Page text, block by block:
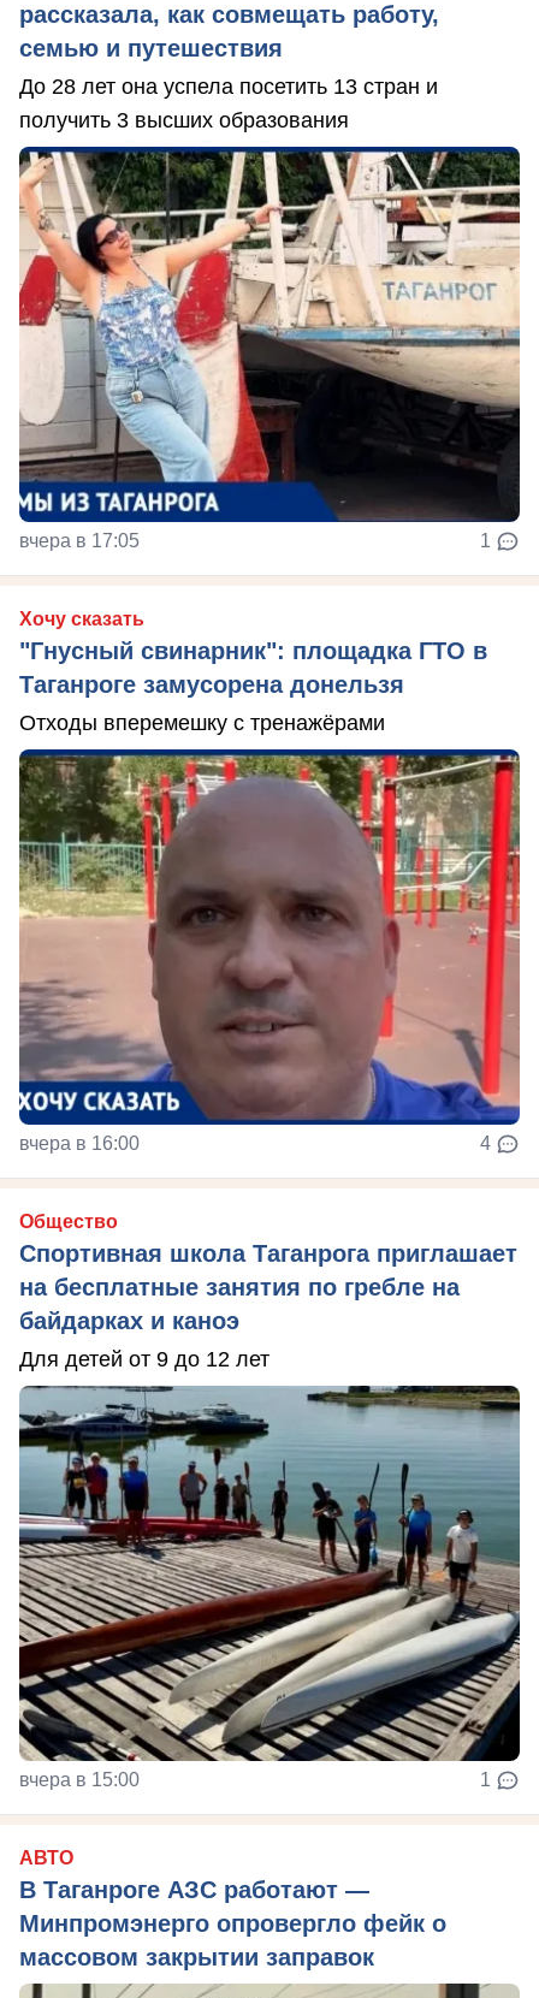
рассказала, как совмещать работу,
семью и путешествия
До 28 лет она успела посетить 13 стран и
получить 3 высших образования
вчера в 17:05 1
Хочу сказать
"Гнусный свинарник": площадка ГТО в
Таганроге замусорена донельзя
Отходы вперемешку с тренажёрами
вчера в 16:00 4
Общество
Спортивная школа Таганрога приглашает
на бесплатные занятия по гребле на
байдарках и каноэ
Для детей от 9 до 12 лет
вчера в 15:00 1
АВТО
В Таганроге АЗС работают —
Минпромэнерго опровергло фейк о
массовом закрытии заправок